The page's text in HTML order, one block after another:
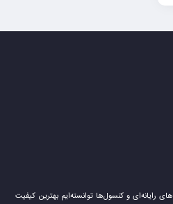
رایانه‌ای و کنسول‌ها توانسته‌ایم بهترین کیفیت